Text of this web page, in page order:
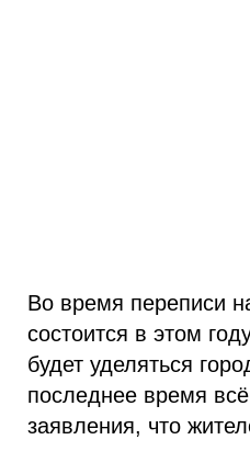
Во время переписи
состоится в этом
будет уделяться
последнее время
заявления, что